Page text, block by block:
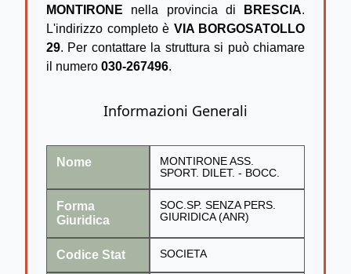
MONTIRONE nella provincia di BRESCIA.
L'indirizzo completo è VIA BORGOSATOLLO
29. Per contattare la struttura si può chiamare
il numero 030-267496.
Informazioni Generali
Nome
MONTIRONE ASS.
SPORT. DILET. - BOCC.
Forma
Giuridica
SOC.SP. SENZA PERS.
GIURIDICA (ANR)
Codice Stat SOCIETA